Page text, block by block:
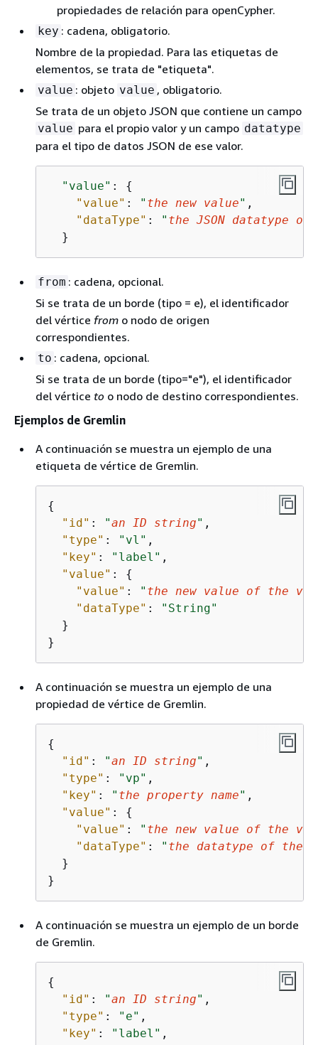
propiedades de relación para openCypher.
key : cadena, obligatorio.
Nombre de la propiedad. Para las etiquetas de
elementos, se trata de "etiqueta".
value : objeto value , obligatorio.
Se trata de un objeto JSON que contiene un campo
value para el propio valor y un campo datatype
para el tipo de datos JSON de ese valor.
"value" : {
"value" : " the new value" ,
"dataType" : " the JSON datatype of
  }
from : cadena, opcional.
Si se trata de un borde (tipo = e), el identificador
del vértice from o nodo de origen
correspondientes.
to : cadena, opcional.
Si se trata de un borde (tipo="e"), el identificador
del vértice to o nodo de destino correspondientes.
Ejemplos de Gremlin
A continuación se muestra un ejemplo de una
etiqueta de vértice de Gremlin.
{
"id" : "an ID string" ,
"type" : "vl" ,
"key" : "label" ,
"value" : {
"value" : " the new value of the
"dataType" :
"String"
  }
}
A continuación se muestra un ejemplo de una
propiedad de vértice de Gremlin.
{
"id" : "an ID string" ,
"type" : "vp" ,
"key" : " the property name" ,
"value" : {
"value" : " the new value of the
"dataType" : " the datatype of the
  }
}
A continuación se muestra un ejemplo de un borde
de Gremlin.
{
"id" : "an ID string" ,
"type" : "e" ,
"key" : "label" ,